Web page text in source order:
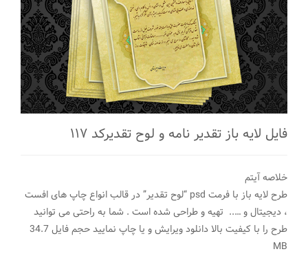
فایل لایه باز تقدیر نامه و لوح تقدیرکد ۱۱۷
خلاصه آیتم
طرح لایه باز با فرمت psd “لوح تقدیر” در قالب انواع چاپ های افست
، دیجیتال و ….. تهیه و طراحی شده است . شما به راحتی می توانید
طرح را با کیفیت بالا دانلود ویرایش و یا چاپ نمایید حجم فایل 34.7
MB